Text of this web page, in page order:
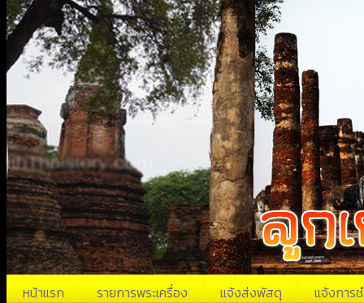
หน้าแรก รายการพระเครื่อง แจ้งส่งพัสดุ แจ้งการช